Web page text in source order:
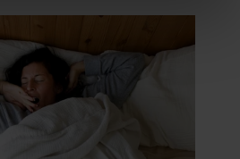
content en advertenties te
voor social media te bieden
te analyseren. Ook delen we
van onze site met onze
adverteren en analyse. Deze
combineren met andere